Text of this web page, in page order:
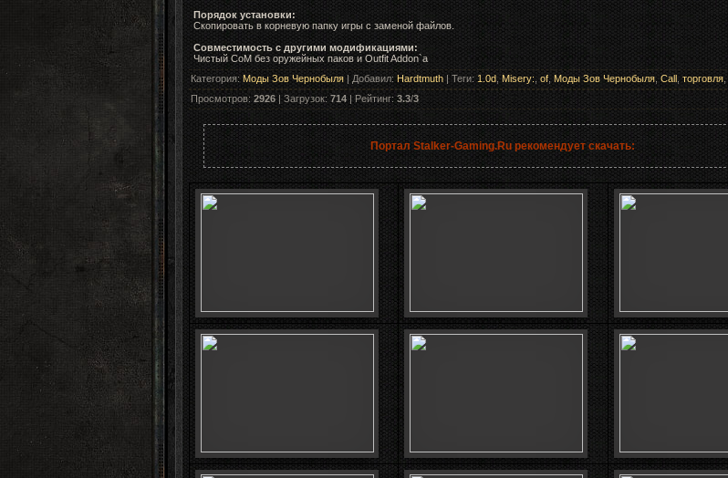
Порядок установки:
Скопировать в корневую папку игры с заменой файлов.
Совместимость с другими модификациями:
Чистый СоМ без оружейных паков и Outfit Addon`a
Категория:Моды Зов Чернобыля | Добавил: Hardtmuth | Теги:1.0d ,Misery: of, Моды Зов Чернобыля Call торговля
Просмотров: 2926 | Загрузок: 714 | Рейтинг:3.3/3
Портал Stalker-Gaming.Ru рекомендует скачать: